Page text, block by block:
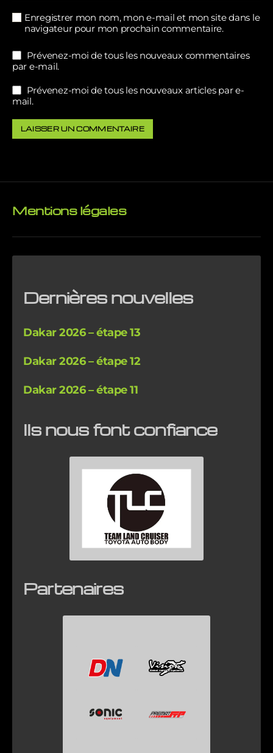
Enregistrer mon nom, mon e-mail et mon site dans le
navigateur pour mon prochain commentaire.
Prévenez-moi de tous les nouveaux commentaires
par e-mail.
Prévenez-moi de tous les nouveaux articles par e-
mail.
Mentions légales
Dernières nouvelles
Dakar 2026 – étape 13
Dakar 2026 – étape 12
Dakar 2026 – étape 11
Ils nous font confiance
Partenaires